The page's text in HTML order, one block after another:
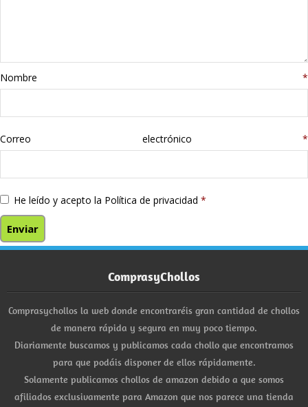
libros
Nombre *
Correo electrónico *
He leído y acepto la Política de privacidad *
ComprasyChollos
Comprasychollos la web donde encontraréis gran cantidad de chollos
de manera rápida y segura en muy poco tiempo.
Diariamente buscamos y publicamos cada chollo que encontramos
para que podáis disponer de ellos rápidamente.
Solamente publicamos chollos de amazon debido a que somos
afiliados exclusivamente para Amazon que nos parece una tienda